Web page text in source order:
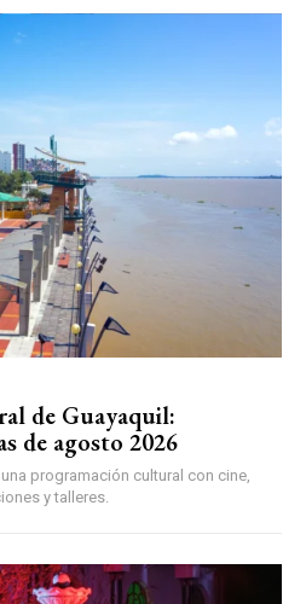
de Guayaquil:
de agosto 2026
programación cultural con cine,
y talleres.